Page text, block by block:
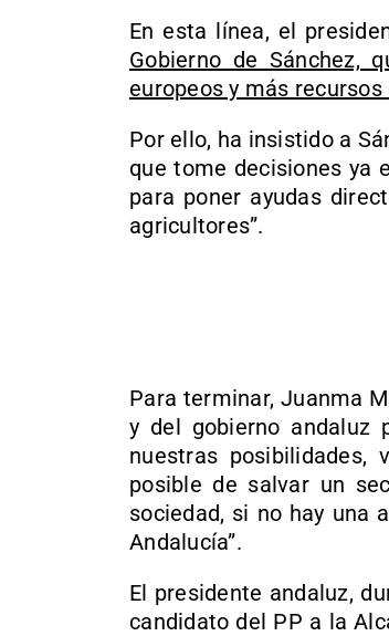
En esta línea, el
Gobierno de Sánchez,
europeos y más recursos
Por ello, ha insistido a
que tome decisiones ya
para poner ayudas
agricultores”.
Para terminar, Juanma
y del gobierno andaluz
nuestras
posible de salvar un
sociedad, si no hay una
Andalucía”.
El presidente andaluz,
candidato del PP a la